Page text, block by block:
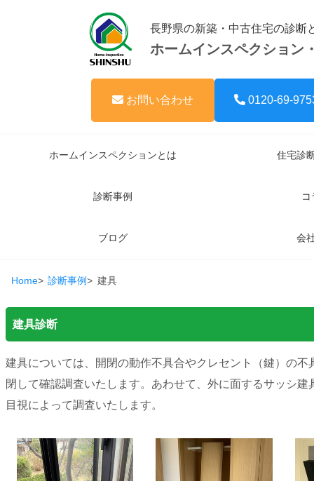
長野県の新築・中古住宅の診断
ホームインスペクション
お問い合わせ 0120-69-
ホームインスペクションとは 住宅診
診断事例 コ
ブログ 会
Home 診断事例 建具
建具診断
建具については、開閉の動作不具合やクレセント（鍵）の不
閉して確認調査いたします。あわせて、外に面するサッシ建
目視によって調査いたします。